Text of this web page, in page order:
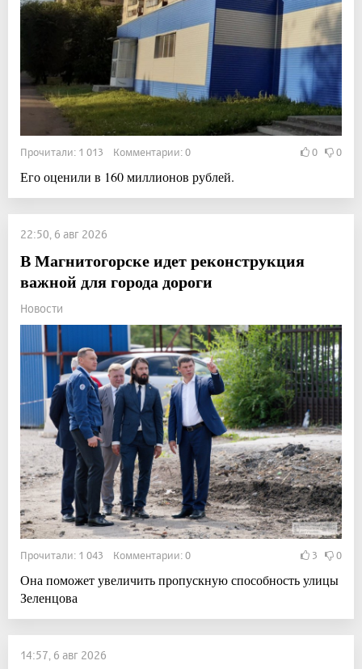
Прочитали: 1 013 Комментарии: 0 0 0
Его оценили в 160 миллионов рублей.
22:50, 6 авг 2026
В Магнитогорске идет реконструкция
важной для города дороги
Новости
Прочитали: 1 043 Комментарии: 0 3 0
Она поможет увеличить пропускную способность улицы
Зеленцова
14:57, 6 авг 2026